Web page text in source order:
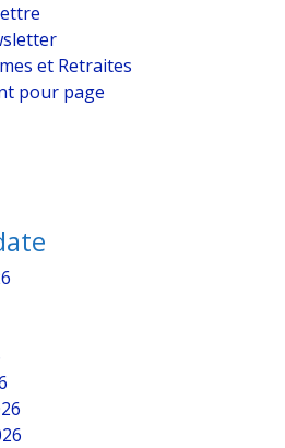
et Retraites
pour page